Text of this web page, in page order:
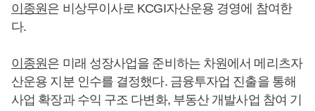
이종원은 비상무이사로 KCGI자산운용 경영에 참여한
다.
이종원은 미래 성장사업을 준비하는 차원에서 메리츠자
산운용 지분 인수를 결정했다. 금융투자업 진출을 통해
사업 확장과 수익 구조 다변화, 부동산 개발사업 참여 기